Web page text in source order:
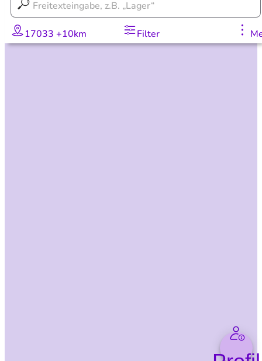
17033 +10km Filter